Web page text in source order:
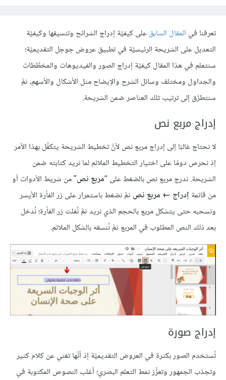
تعرفنا في المقال السابقعلى كيفيَّة إدراج الشرائح وتنسيقها وكيفيَّة
التعديل على الشريحة الرئيسيَّة في تطبيق عروض جوجل التقديميَّة؛
سنتعلم في هذا المقال كيفيَّة إدراج الصور والفيديوهات والمخطَّطات
والجداول ومختلف وسائل الشرح والإيضاح مثل الأشكال والأسهم، ثمَّ
سنتطرَّق إلى ترتيب تلك العناصر ضمن الشريحة.
إدراج مربع نص
لا نحتاج غالبًا إلى إدراج مربع نص لأنَّ تخطيط الشريحة يتكفَّل بهذا الأمر
إذ نحرص دومًا على اختيار التخطيط الملائم لما نريد كتابته ضمن
الشريحة. ندرج مربع نص بالضغط على “مربع نص” من شريط الأدوات أو
من قائمة إدراج ← مربع نص ثمَّ نضغط باستمرار على زر الفأرة الأيسر
ونسحبه حتى يتشكل مربع بالحجم الذي نريد ثمَّ نُفلت زر الفأرة؛ نُدخل
بعد ذلك النص المطلوب في المربع ثمَّ نُنسقه بالشكل الملائم.
إدراج صورة
تُستخدم الصور بكثرة في العروض التقديميَّة إذ أنَّها تغني عن كلام كثير
وتجذب الجمهور وتعزِّز نمط التعلم البصري؛ أغلب النصوص المكتوبة في